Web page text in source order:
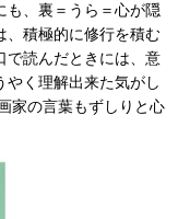
も、裏＝うら＝心が隠
、積極的に修行を積む
で読んだときには、意
やく理解出来た気がし
家の言葉もずしりと心